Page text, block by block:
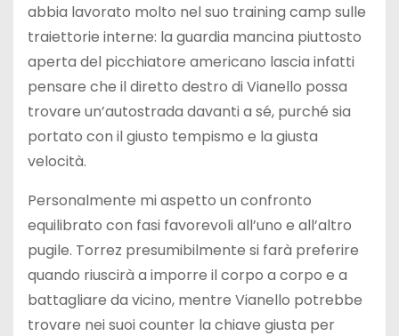
abbia lavorato molto nel suo training camp sulle
traiettorie interne: la guardia mancina piuttosto
aperta del picchiatore americano lascia infatti
pensare che il diretto destro di Vianello possa
trovare un’autostrada davanti a sé, purché sia
portato con il giusto tempismo e la giusta
velocità.
Personalmente mi aspetto un confronto
equilibrato con fasi favorevoli all’uno e all’altro
pugile. Torrez presumibilmente si farà preferire
quando riuscirà a imporre il corpo a corpo e a
battagliare da vicino, mentre Vianello potrebbe
trovare nei suoi counter la chiave giusta per